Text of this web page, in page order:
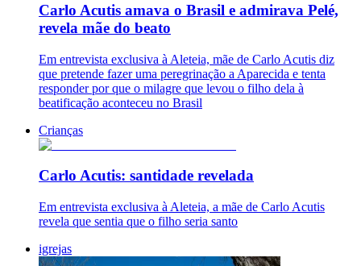
Carlo Acutis amava o Brasil e admirava Pelé,
revela mãe do beato
Em entrevista exclusiva à Aleteia, mãe de Carlo Acutis diz
que pretende fazer uma peregrinação a Aparecida e tenta
responder por que o milagre que levou o filho dela à
beatificação aconteceu no Brasil
Crianças
Carlo Acutis: santidade revelada
Em entrevista exclusiva à Aleteia, a mãe de Carlo Acutis
revela que sentia que o filho seria santo
igrejas